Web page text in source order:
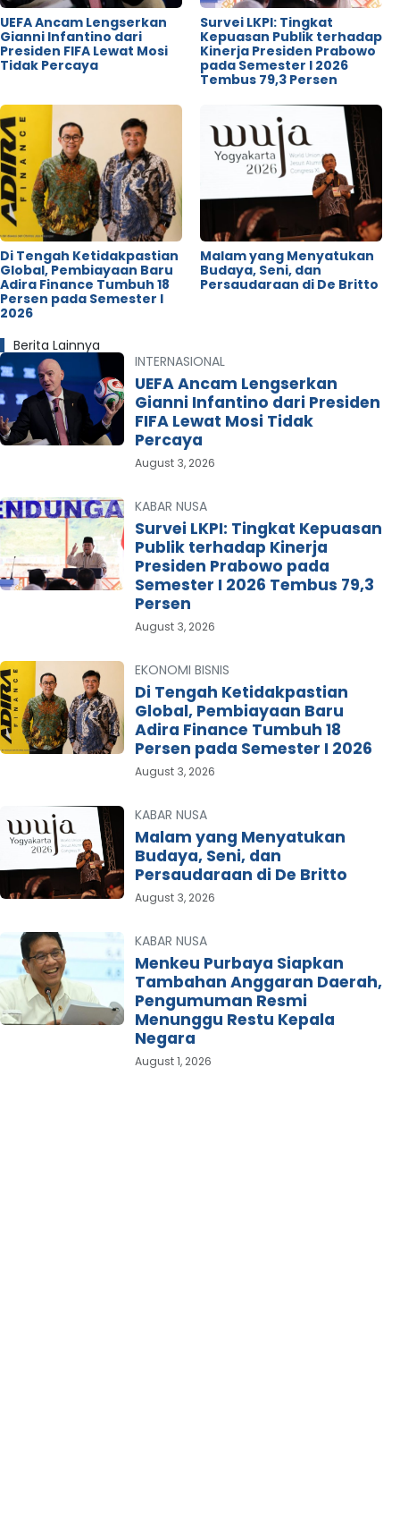
UEFA Ancam Lengserkan
Gianni Infantino dari
Presiden FIFA Lewat Mosi
Tidak Percaya
Survei LKPI: Tingkat
Kepuasan Publik terhadap
Kinerja Presiden Prabowo
pada Semester I 2026
Tembus 79,3 Persen
Di Tengah Ketidakpastian
Global, Pembiayaan Baru
Adira Finance Tumbuh 18
Persen pada Semester I
2026
Malam yang Menyatukan
Budaya, Seni, dan
Persaudaraan di De Britto
Berita Lainnya
INTERNASIONAL
UEFA Ancam Lengserkan
Gianni Infantino dari Presiden
FIFA Lewat Mosi Tidak
Percaya
August 3, 2026
KABAR NUSA
Survei LKPI: Tingkat Kepuasan
Publik terhadap Kinerja
Presiden Prabowo pada
Semester I 2026 Tembus 79,3
Persen
August 3, 2026
EKONOMI BISNIS
Di Tengah Ketidakpastian
Global, Pembiayaan Baru
Adira Finance Tumbuh 18
Persen pada Semester I 2026
August 3, 2026
KABAR NUSA
Malam yang Menyatukan
Budaya, Seni, dan
Persaudaraan di De Britto
August 3, 2026
KABAR NUSA
Menkeu Purbaya Siapkan
Tambahan Anggaran Daerah,
Pengumuman Resmi
Menunggu Restu Kepala
Negara
August 1, 2026